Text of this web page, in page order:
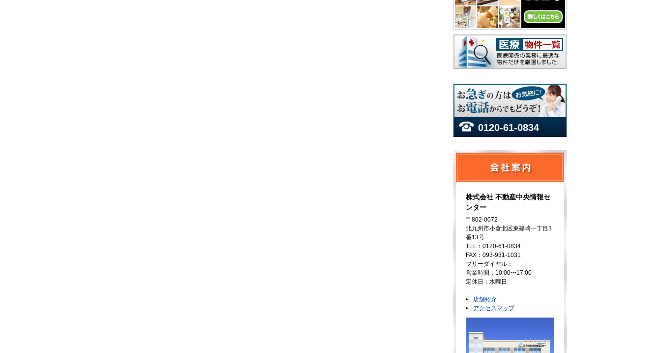
0120-61-0834
株式会社 不動産中央情報セ
ンター
〒802-0072
北九州市小倉北区東篠崎一丁目3
番13号
TEL：0120-61-0834
FAX：093-931-1031
フリーダイヤル：
営業時間：10:00〜17:00
定休日：水曜日
店舗紹介
アクセスマップ